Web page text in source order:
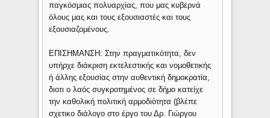
παγκόσμιας πολυαρχίας, που μας κυβερνά
όλους μας και τους εξουσιαστές και τους
εξουσιαζομένους.
ΕΠΙΣΗΜΑΝΣΗ: Στην πραγματικότητα, δεν
υπήρχε διάκριση εκτελεστικής και νομοθετικής
ή άλλης εξουσίας στην αυθεντική δημοκρατία,
διοτι ο λαός συγκροτημένος σε δήμο κατείχε
την καθολική πολιτική αρμοδιότητα (βλέπε
σχετικο διάλογο στο έργο του Δρ. Γιώργου